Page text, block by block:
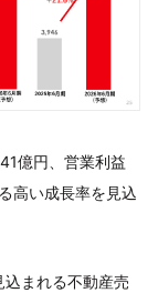
億円、営業利益
高い成長率を見込
まれる不動産売